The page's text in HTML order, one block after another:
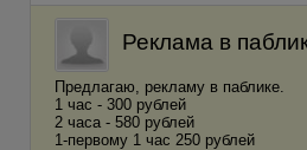
Реклама в
Предлагаю, рекламу в паблике.
1 час - 300 рублей
2 часа - 580 рублей
1-первому 1 час 250 рублей